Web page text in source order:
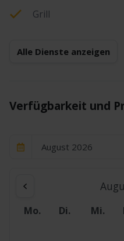
Grill
Alle Dienste anzeigen
Verfügbarkeit und
Mo. Di. Mi.